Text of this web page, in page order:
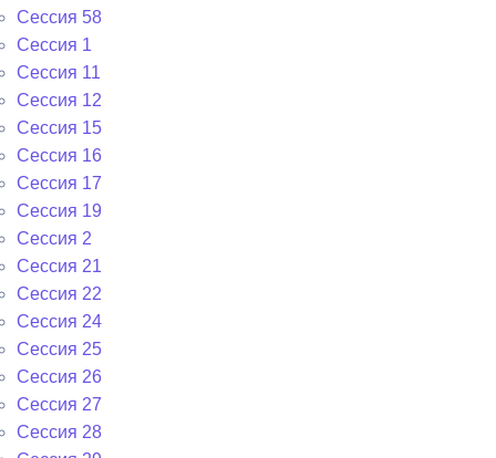
Сессия 58
Сессия 1
Сессия 11
Сессия 12
Сессия 15
Сессия 16
Сессия 17
Сессия 19
Сессия 2
Сессия 21
Сессия 22
Сессия 24
Сессия 25
Сессия 26
Сессия 27
Сессия 28